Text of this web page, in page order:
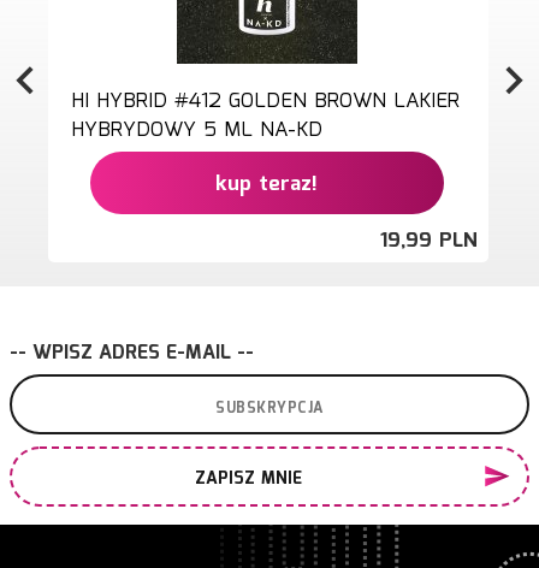
HI HYBRID #412 GOLDEN BROWN LAKIER
HYBRYDOWY 5 ML NA-KD
kup teraz!
19,99 PLN
-- WPISZ ADRES E-MAIL --
ZAPISZ MNIE